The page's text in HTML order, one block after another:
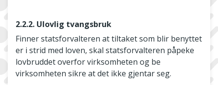
2.2.2. Ulovlig tvangsbruk
Finner statsforvalteren at tiltaket som blir benyttet
er i strid med loven, skal statsforvalteren påpeke
lovbruddet overfor virksomheten og be
virksomheten sikre at det ikke gjentar seg.